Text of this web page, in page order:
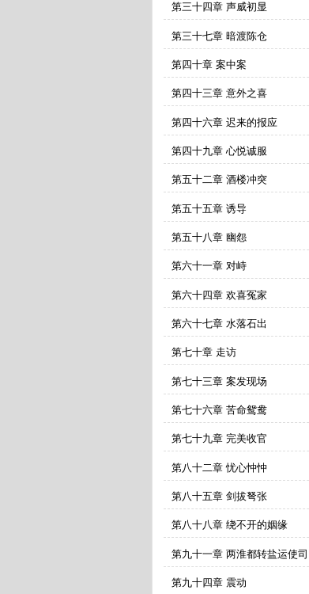
第三十四章 声威初显
第三十七章 暗渡陈仓
第四十章 案中案
第四十三章 意外之喜
第四十六章 迟来的报应
第四十九章 心悦诚服
第五十二章 酒楼冲突
第五十五章 诱导
第五十八章 幽怨
第六十一章 对峙
第六十四章 欢喜冤家
第六十七章 水落石出
第七十章 走访
第七十三章 案发现场
第七十六章 苦命鸳鸯
第七十九章 完美收官
第八十二章 忧心忡忡
第八十五章 剑拔弩张
第八十八章 绕不开的姻缘
第九十一章 两淮都转盐运使司
第九十四章 震动